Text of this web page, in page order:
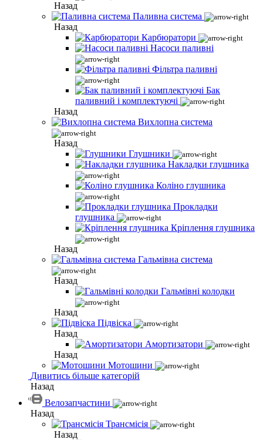
Назад
Паливна система
Назад
Карбюратори
Насоси паливні
Фільтра паливні
Бак
паливний і комплектуючі
Назад
Вихлопна система
Назад
Глушники
Накладки глушника
Коліно глушника
Прокладки
глушника
Кріплення глушника
Назад
Гальмівна система
Назад
Гальмівні колодки
Назад
Підвіска
Назад
Амортизатори
Назад
Мотошини
Дивитись більше категорій
Назад
Велозапчастини
Назад
Трансмісія
Назад